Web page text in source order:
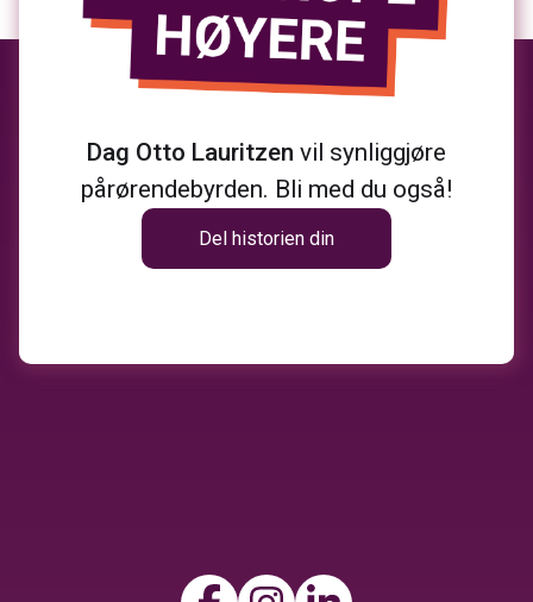
Dag Otto Lauritzen vil synliggjøre
pårørendebyrden. Bli med du også!
Del historien din